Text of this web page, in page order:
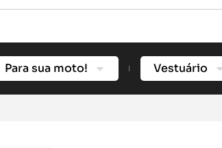
Para sua moto! Vestuário